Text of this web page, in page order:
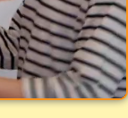
Вы
файлов